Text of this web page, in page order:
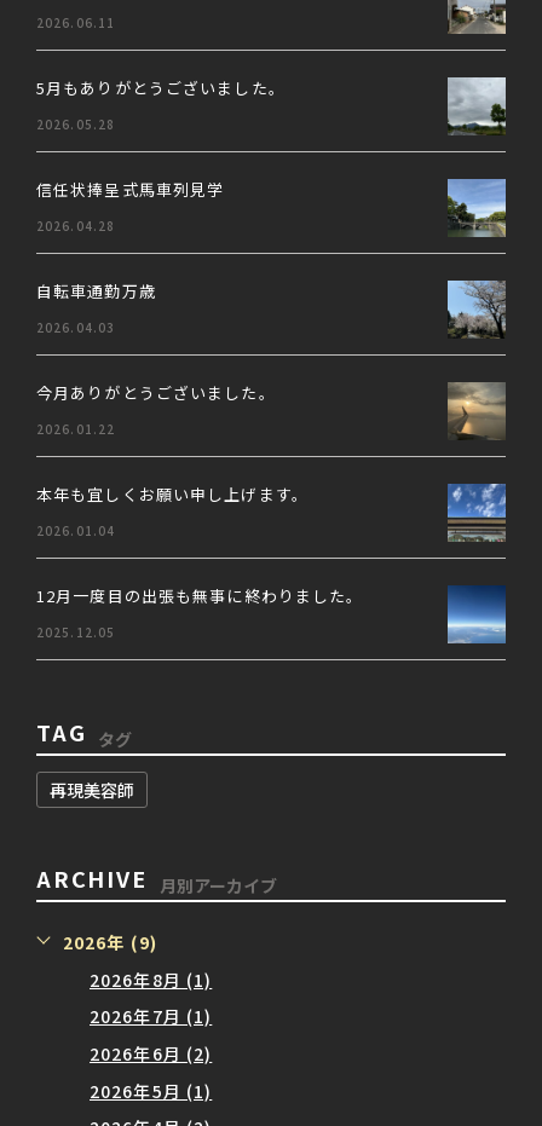
2026.06.11
5月もありがとうございました。
2026.05.28
信任状捧呈式馬車列見学
2026.04.28
自転車通勤万歳
2026.04.03
今月ありがとうございました。
2026.01.22
本年も宜しくお願い申し上げます。
2026.01.04
12月一度目の出張も無事に終わりました。
2025.12.05
TAG タグ
再現美容師
ARCHIVE 月別アーカイブ
2026年 (9)
2026年8月 (1)
2026年7月 (1)
2026年6月 (2)
2026年5月 (1)